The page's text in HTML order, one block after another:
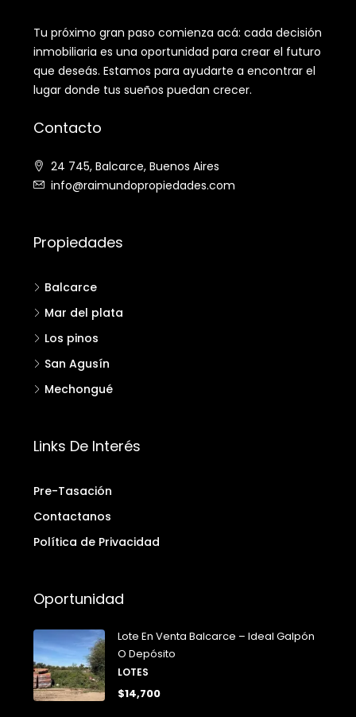
Tu próximo gran paso comienza acá: cada decisión
inmobiliaria es una oportunidad para crear el futuro
que deseás. Estamos para ayudarte a encontrar el
lugar donde tus sueños puedan crecer.
Contacto
24 745, Balcarce, Buenos Aires
info@raimundopropiedades.com
Propiedades
Balcarce
Mar del plata
Los pinos
San Agusín
Mechongué
Links De Interés
Pre-Tasación
Contactanos
Política de Privacidad
Oportunidad
Lote En Venta Balcarce – Ideal Galpón
O Depósito
LOTES
$14,700